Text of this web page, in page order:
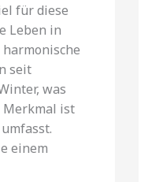
für diese
Leben in
seit
was
Merkmal ist
einem